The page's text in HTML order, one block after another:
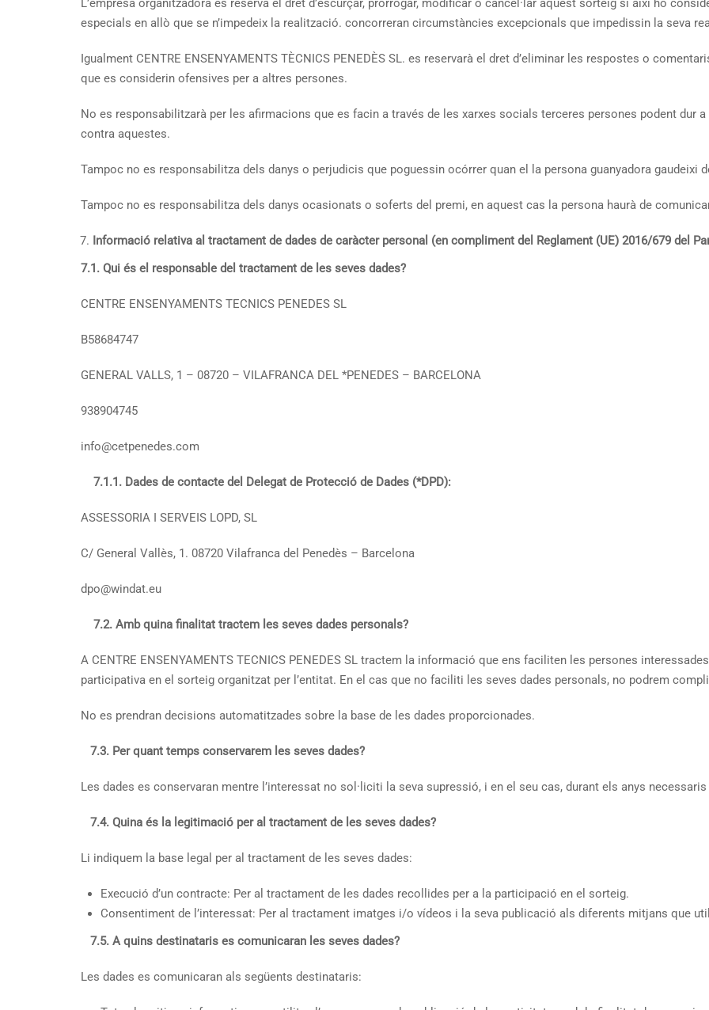
L’empresa organitzadora es reserva el dret d’escurçar, prorrogar, modificar o cancel·lar aquest sorteig si així ho
especials en allò que se n’impedeix la realització. concorreran circumstàncies excepcionals que impedissin la seva
Igualment CENTRE ENSENYAMENTS TÈCNICS PENEDÈS SL. es reservarà el dret d’eliminar les respostes o
que es considerin ofensives per a altres persones.
No es responsabilitzarà per les afirmacions que es facin a través de les xarxes socials terceres persones podent dur
contra aquestes.
Tampoc no es responsabilitza dels danys o perjudicis que poguessin ocórrer quan el la persona guanyadora gaudeixi
Tampoc no es responsabilitza dels danys ocasionats o soferts del premi, en aquest cas la persona haurà de
Informació relativa al tractament de dades de caràcter personal (en compliment del Reglament (UE) 2016/679 del
7.1. Qui és el responsable del tractament de les seves dades?
CENTRE ENSENYAMENTS TECNICS PENEDES SL
B58684747
GENERAL VALLS, 1 – 08720 – VILAFRANCA DEL *PENEDES – BARCELONA
938904745
info@cetpenedes.com
7.1.1. Dades de contacte del Delegat de Protecció de Dades (*DPD):
ASSESSORIA I SERVEIS LOPD, SL
C/ General Vallès, 1. 08720 Vilafranca del Penedès – Barcelona
dpo@windat.eu
7.2. Amb quina finalitat tractem les seves dades personals?
A CENTRE ENSENYAMENTS TECNICS PENEDES SL tractem la informació que ens faciliten les persones
participativa en el sorteig organitzat per l’entitat. En el cas que no faciliti les seves dades personals, no podrem
No es prendran decisions automatitzades sobre la base de les dades proporcionades.
7.3. Per quant temps conservarem les seves dades?
Les dades es conservaran mentre l’interessat no sol·liciti la seva supressió, i en el seu cas, durant els anys
7.4. Quina és la legitimació per al tractament de les seves dades?
Li indiquem la base legal per al tractament de les seves dades:
Execució d’un contracte: Per al tractament de les dades recollides per a la participació en el sorteig.
Consentiment de l’interessat: Per al tractament imatges i/o vídeos i la seva publicació als diferents mitjans que
7.5. A quins destinataris es comunicaran les seves dades?
Les dades es comunicaran als següents destinataris: